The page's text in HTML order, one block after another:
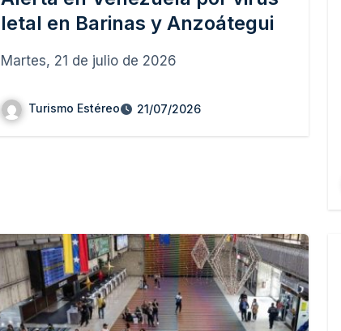
letal en Barinas y Anzoátegui
Martes, 21 de julio de 2026
Turismo Estéreo 21/07/2026